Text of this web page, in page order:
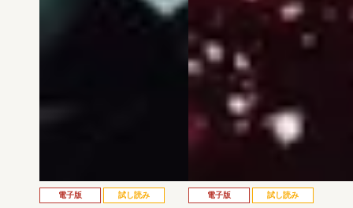
電子版 試し読み 電子版 試し読み